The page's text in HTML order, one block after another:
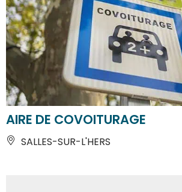
AIRE DE COVOITURAGE
SALLES-SUR-L'HERS